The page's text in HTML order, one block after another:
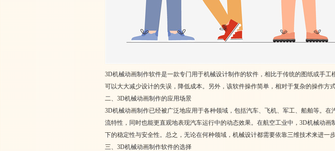
3D机械动画制作软件是一款专门用于机械设计制作的软件，相比于传统的图纸或手
可以大大减少设计的失误，降低成本。另外，该软件操作简单，相对于复杂的操作
二、3D机械动画制作的应用场景
3D机械动画制作已经被广泛地应用于各种领域，包括汽车、飞机、军工、船舶等。
流特性，同时也能更直观地表现汽车运行中的动态效果。在航空工业中，3D机械动
下的稳定性与安全性。总之，无论在何种领域，机械设计都需要依靠三维技术来进一
三、3D机械动画制作软件的选择